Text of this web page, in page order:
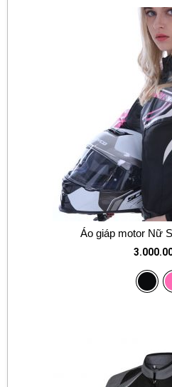
Áo giáp motor Nữ